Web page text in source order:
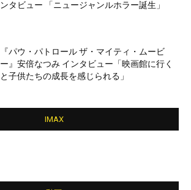
ンタビュー 「ニュージャンルホラー誕生」
『パウ・パトロール ザ・マイティ・ムービ
ー』安倍なつみ インタビュー「映画館に行く
と子供たちの成長を感じられる」
IMAX